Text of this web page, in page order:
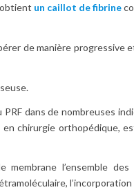
un caillot de fibrine
de manière progressive
dans de nombreuses
en chirurgie orthopédique,
l’ensemble des